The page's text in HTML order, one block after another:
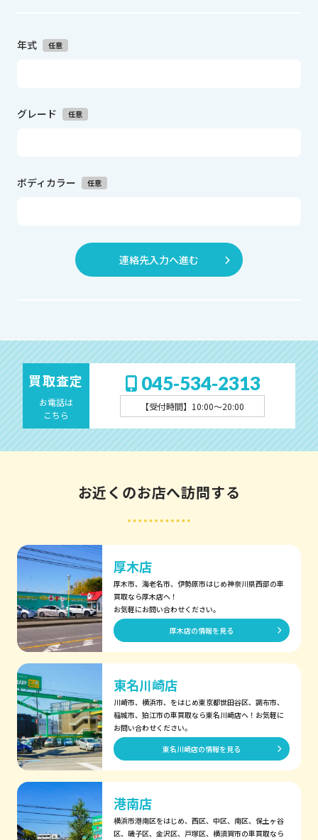
年式 任意
グレード 任意
ボディカラー 任意
連絡先入力へ進む
買取査定
お電話は
こちら
045-534-2313
【受付時間】 10:00〜20:00
お近くのお店へ訪問する
厚木店
厚木市、海老名市、伊勢原市はじめ神奈川県西部の車
買取なら厚木店へ！
お気軽にお問い合わせください。
厚木店の情報を見る
東名川崎店
川崎市、横浜市、をはじめ東京都世田谷区、調布市、
稲城市、狛江市の車買取なら東名川崎店へ！お気軽に
お問い合わせください。
東名川崎店の情報を見る
港南店
横浜市港南区をはじめ、西区、中区、南区、保土ヶ谷
区、磯子区、金沢区、戸塚区、横須賀市の車買取なら